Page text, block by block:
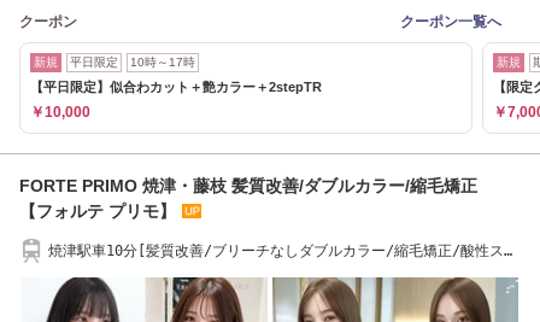
クーポン クーポン一覧へ
新規 平日限定 10時～17時
【平日限定】似合わカット＋艶カラー＋2stepTR
￥10,000
新規
【限
￥
FORTE PRIMO 焼津・藤枝 髪質改善/ダブルカラー/縮毛矯正
【フォルテ プリモ】
焼津駅車10分[髪質改善/ブリーチなしダブルカラー/縮毛矯正/酸性スト